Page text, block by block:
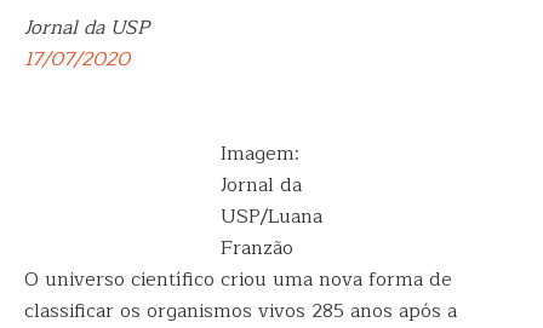
Jornal da USP
17/07/2020
Imagem:
Jornal da
USP/Luana
Franzão
O universo científico criou uma nova forma de
classificar os organismos vivos 285 anos após a